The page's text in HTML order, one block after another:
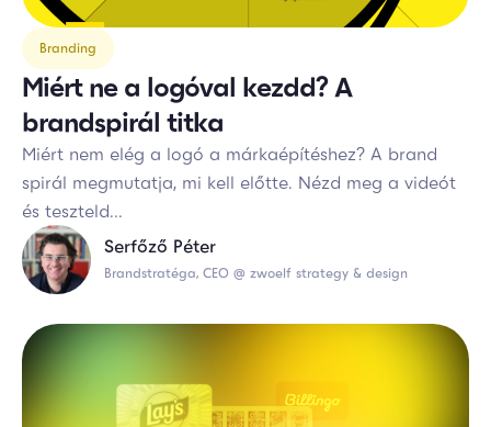
Branding
Miért ne a logóval kezdd? A
brandspirál titka
Miért nem elég a logó a márkaépítéshez? A brand
spirál megmutatja, mi kell előtte. Nézd meg a videót
és teszteld...
Serfőző Péter
Brandstratéga, CEO @ zwoelf strategy & design